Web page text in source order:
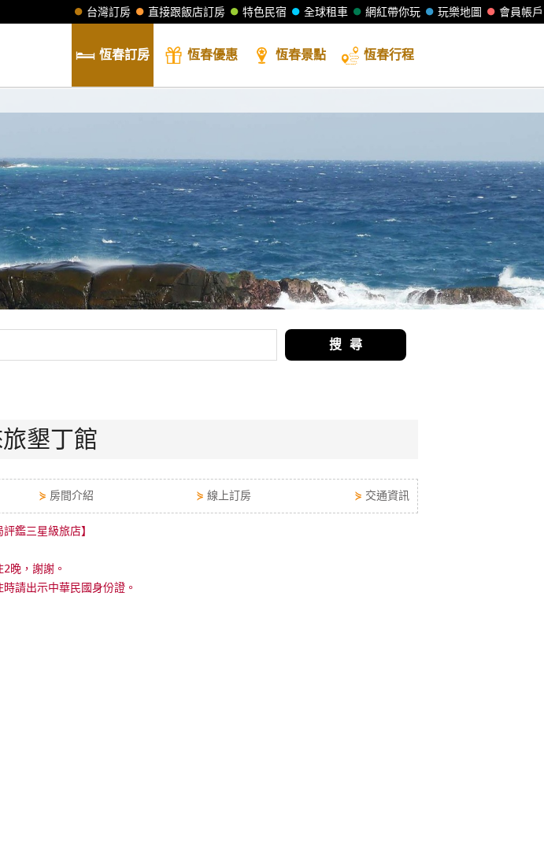
會員帳戶
玩樂地圖
網紅帶你玩
全球租車
特色民宿
直接跟飯店訂房
台灣訂房
恆春訂房 恆春優惠 恆春景點 恆春行程
搜 尋
墾丁館
⋟ 房間介紹 ⋟ 線上訂房 ⋟ 交通資訊
鑑三星級旅店】
晚，謝謝。
請出示中華民國身份證。